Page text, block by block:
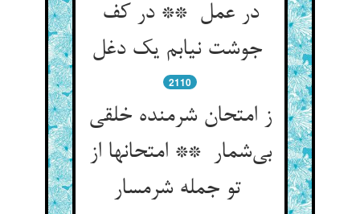
در عمل ** در کف
2110
ز امتحان شرمنده خلقی
بی‌شمار ** امتحانها از
تو جمله شرمسار